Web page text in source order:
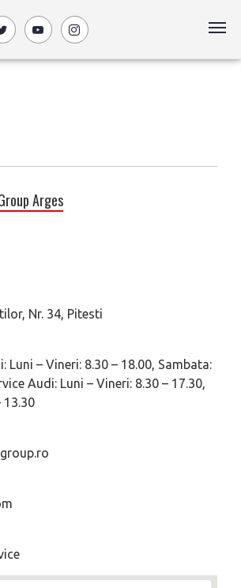
Arges
Nr. 34, Pitesti
Luni – Vineri: 8.30 – 18.00, Sambata:
Audi: Luni – Vineri: 8.30 – 17.30,
13.30